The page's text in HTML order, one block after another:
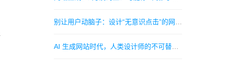
AI 生成网站时代，人类设计师的不可替代性在哪里